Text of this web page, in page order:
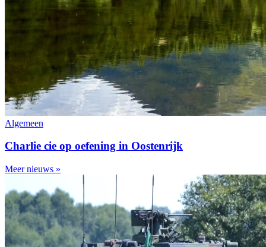
Algemeen
Charlie cie op oefening in Oostenrijk
Meer nieuws »